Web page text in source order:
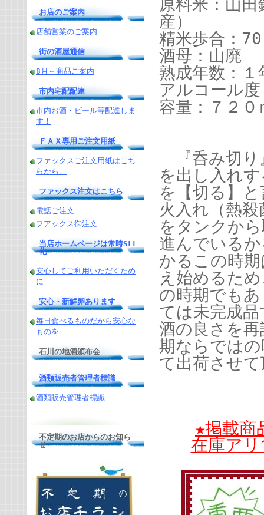
お店のご案内
店舗営業のご案内
街の酒屋通信
8月～商品ご案内
市内宅配配達
市内お酒・ビール等配達しま
す！
ＦＡＸ専用ご注文用紙
ファックスご注文用紙はこち
らから。
ファックス注文はこちら
電話ご注文
フアックス御注文
当店ホームページは常時SLL
化
安心してご利用いただくため
に
安心・新鮮卵あります
毎日食べるものだから安心な
ものを
石川の地酒頒布会
酒類販売者管理者標識
酒類販売管理者標識
不定期のお店からのお知ら
せ
原料米：山
産）
精米歩合：
酒母：山廃
熟成年数：１
アルコール
容量：７２
『呑み切り
を出し入れ
を【切る】
火入れ（熱
をタンクか
進んでいる
かるこの時
え始めるた
の時期でも
ては未完成
酒の良さを
期ならでは
て出荷させ
★掲載商
在庫ア